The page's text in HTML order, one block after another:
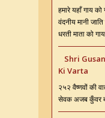
हमारे यहाँ गाय
वंदनीय मानी
धरती माता को
Shri
Ki Varta
२५२ वैष्णवों की
सेवक अजब कुँवर